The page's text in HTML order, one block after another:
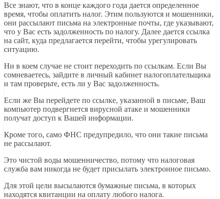
Все знают, что в конце каждого года дается определенное
время, чтобы оплатить налог. Этим пользуются и мошенники,
они рассылают письма на электронные почты, где указывают,
что у Вас есть задолженность по налогу. Далее дается ссылка
на сайт, куда предлагается перейти, чтобы урегулировать
ситуацию.
Ни в коем случае не стоит переходить по ссылкам. Если Вы
сомневаетесь, зайдите в личный кабинет налогоплательщика
и там проверьте, есть ли у Вас задолженность.
Если же Вы перейдете по ссылке, указанной в письме, Ваш
компьютер подвергнется вирусной атаке и мошенники
получат доступ к Вашей информации.
Кроме того, само ФНС предупредило, что они такие письма
не рассылают.
Это чистой воды мошенничество, потому что налоговая
служба вам никогда не будет присылать электронное письмо.
Для этой цели высылаются бумажные письма, в которых
находятся квитанции на оплату любого налога.